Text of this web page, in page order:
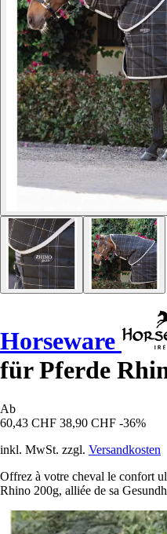
Horseware
für Pferde
Ab
60,43 CHF 38,90 CHF -36%
inkl. MwSt. zzgl. Versandkosten
Offrez à votre cheval le confort
Rhino 200g, alliée de sa